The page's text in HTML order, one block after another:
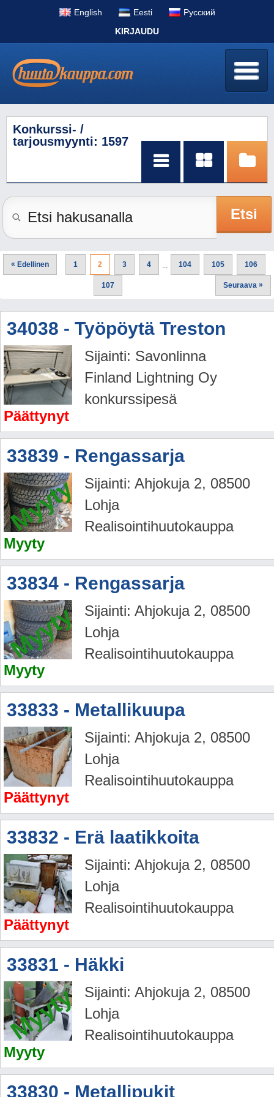
English Eesti
Pусский
Konkurssi- /
tarjousmyynti: 1597
Etsi
« Edellinen 1 2 3 4 ... 104 105 106
107 Seuraava »
34038 - Työpöytä Treston
Sijainti: Savonlinna
Finland Lightning Oy
konkurssipesä
Päättynyt
33839 - Rengassarja
Myyty
Sijainti: Ahjokuja 2, 08500
Lohja
Realisointihuutokauppa
Myyty
33834 - Rengassarja
Myyty
Sijainti: Ahjokuja 2, 08500
Lohja
Realisointihuutokauppa
Myyty
33833 - Metallikuupa
Sijainti: Ahjokuja 2, 08500
Lohja
Realisointihuutokauppa
Päättynyt
33832 - Erä laatikkoita
Sijainti: Ahjokuja 2, 08500
Lohja
Realisointihuutokauppa
Päättynyt
33831 - Häkki
Myyty
Sijainti: Ahjokuja 2, 08500
Lohja
Realisointihuutokauppa
Myyty
33830 - Metallipukit